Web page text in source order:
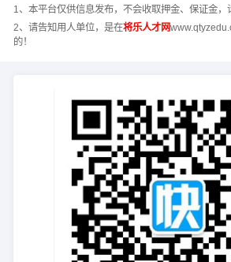
1、本平台仅供信息发布，不会收取押金、保证金，
2、请告知用人单位，是在将乐人才网
的！